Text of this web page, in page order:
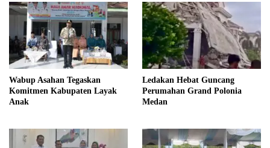
Wabup Asahan Tegaskan
Komitmen Kabupaten Layak
Anak
Ledakan Hebat Guncang
Perumahan Grand Polonia
Medan